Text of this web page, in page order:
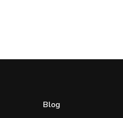
Blog